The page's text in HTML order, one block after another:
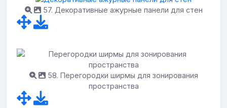
57. Декоративные ажурные панели для стен
58. Перегородки ширмы для зонирования
пространства